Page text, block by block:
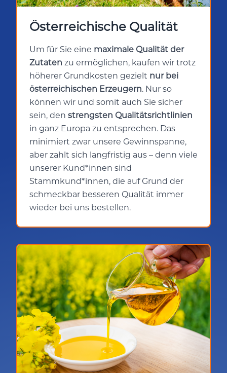
Österreichische Qualität
Um für Sie eine maximale Qualität der
Zutaten zu ermöglichen, kaufen wir trotz
höherer Grundkosten gezielt nur bei
österreichischen Erzeugern. Nur so
können wir und somit auch Sie sicher
sein, den strengsten Qualitätsrichtlinien
in ganz Europa zu entsprechen. Das
minimiert zwar unsere Gewinnspanne,
aber zahlt sich langfristig aus – denn viele
unserer Kund*innen sind
Stammkund*innen, die auf Grund der
schmeckbar besseren Qualität immer
wieder bei uns bestellen.